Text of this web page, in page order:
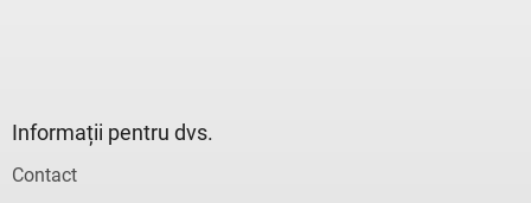
Informații pentru dvs.
Contact